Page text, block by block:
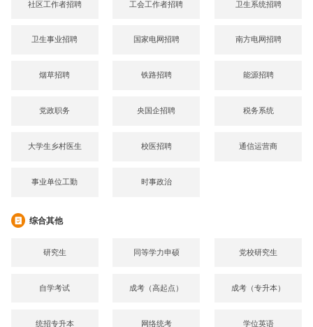
社区工作者招聘 工会工作者招聘 卫生系统招聘
卫生事业招聘 国家电网招聘 南方电网招聘
烟草招聘 铁路招聘 能源招聘
党政职务 央国企招聘 税务系统
大学生乡村医生 校医招聘 通信运营商
事业单位工勤 时事政治
综合其他
研究生 同等学力申硕 党校研究生
自学考试 成考（高起点） 成考（专升本）
统招专升本 网络统考 学位英语